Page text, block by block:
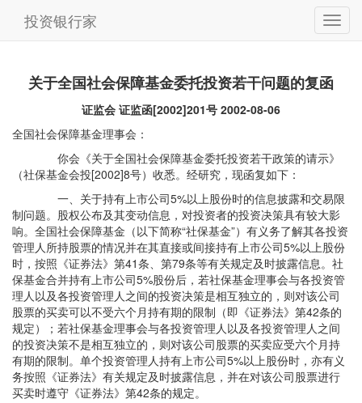
投资银行家
关于全国社会保障基金委托投资若干问题的复函
证监会 证监函[2002]201号 2002-08-06
全国社会保障基金理事会：
你会《关于全国社会保障基金委托投资若干政策的请示》
（社保基金会投[2002]8号）收悉。经研究，现函复如下：
一、关于持有上市公司5%以上股份时的信息披露和交易限
制问题。股权公布及其变动信息，对投资者的投资决策具有较大影
响。全国社会保障基金（以下简称“社保基金”）有义务了解其各投资
管理人所持股票的情况并在其直接或间接持有上市公司5%以上股份
时，按照《证券法》第41条、第79条等有关规定及时披露信息。社
保基金合并持有上市公司5%股份后，若社保基金理事会与各投资管
理人以及各投资管理人之间的投资决策是相互独立的，则对该公司
股票的买卖可以不受六个月持有期的限制（即《证券法》第42条的
规定）；若社保基金理事会与各投资管理人以及各投资管理人之间
的投资决策不是相互独立的，则对该公司股票的买卖应受六个月持
有期的限制。单个投资管理人持有上市公司5%以上股份时，亦有义
务按照《证券法》有关规定及时披露信息，并在对该公司股票进行
买卖时遵守《证券法》第42条的规定。